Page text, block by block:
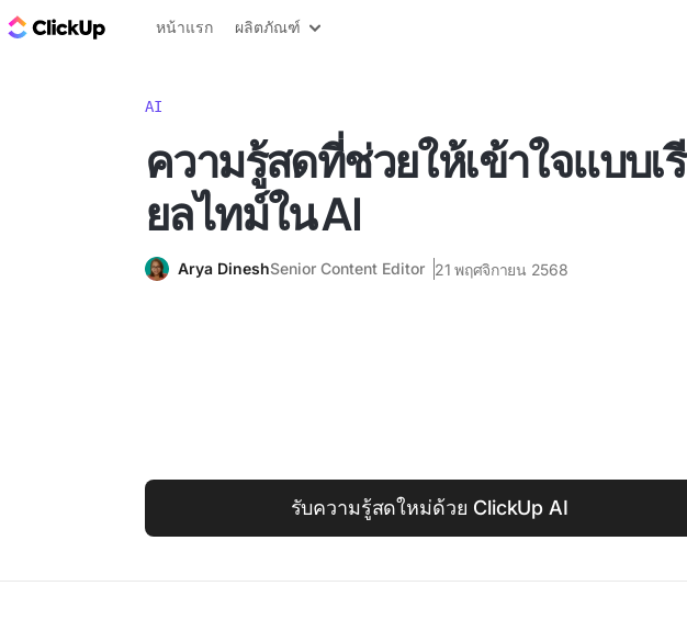
บล็อก ClickUp
หน้าแรก ผลิตภัณฑ์
AI
ความรู้สดที่ช่วยให้เข้าใจแบบเรี
ยลไทม์ใน AI
Arya DineshSenior Content Editor 21 พฤศจิกายน 2568
รับความรู้สดใหม่ด้วย ClickUp AI